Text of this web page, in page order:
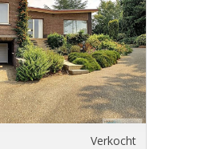
Verkocht